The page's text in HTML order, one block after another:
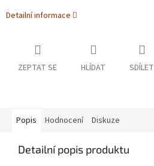
Detailní informace
ZEPTAT SE HLÍDAT SDÍLET
Popis Hodnocení Diskuze
Detailní popis produktu